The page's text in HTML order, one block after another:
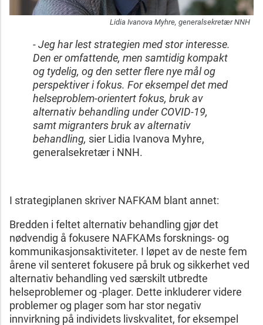
Lidia Ivanova Myhre, generalsekretær NNH
- Jeg har lest strategien med stor interesse.
Den er omfattende, men samtidig kompakt
og tydelig, og den setter flere nye mål og
perspektiver i fokus. For eksempel det med
helseproblem-orientert fokus, bruk av
alternativ behandling under COVID-19,
samt migranters bruk av alternativ
behandling, sier Lidia Ivanova Myhre,
generalsekretær i NNH.
I strategiplanen skriver NAFKAM blant annet:
Bredden i feltet alternativ behandling gjør det
nødvendig å fokusere NAFKAMs forsknings- og
kommunikasjonsaktiviteter. I løpet av de neste fem
årene vil senteret fokusere på bruk og sikkerhet ved
alternativ behandling ved særskilt utbredte
helseproblemer og -plager. Dette inkluderer videre
problemer og plager som har stor negativ
innvirkning på individets livskvalitet, for eksempel